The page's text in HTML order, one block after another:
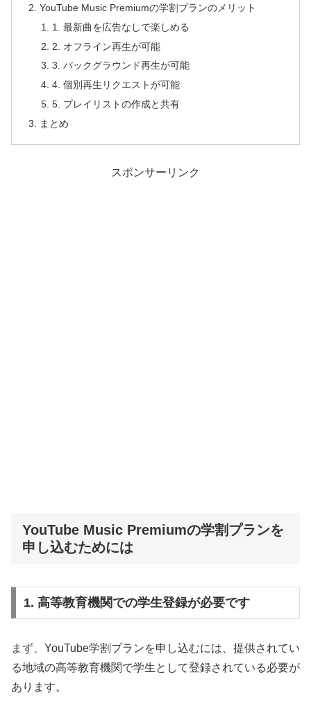
YouTube Music Premiumの学割プランのメリット
1. 最新曲を広告なしで楽しめる
2. オフライン再生が可能
3. バックグラウンド再生が可能
4. 個別再生リクエストが可能
5. プレイリストの作成と共有
まとめ
スポンサーリンク
YouTube Music Premiumの学割プランを
申し込むためには
1. 高等教育機関での学生登録が必要です
まず、YouTube学割プランを申し込むには、提供されてい
る地域の高等教育機関で学生として登録されている必要が
あります。